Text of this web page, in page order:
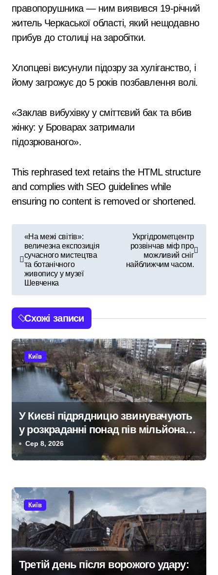
правопорушника — ним виявився 19-річний
житель Черкаської області, який нещодавно
прибув до столиці на заробітки.
Хлопцеві висунули підозру за хуліганство, і
йому загрожує до 5 років позбавлення волі.
«Заклав вибухівку у сміттєвий бак та вбив
жінку: у Броварах затримали
підозрюваного».
This rephrased text retains the HTML structure
and complies with SEO guidelines while
ensuring no content is removed or shortened.
і
г
а
ц
і
а
п
с
і
в
«На межі світів»:
величезна експозиція
сучасного мистецтва
та ботанічного
живопису у музеї
Шевченка
Укргідрометцентр
розвінчав міф про
можливий сніг
найближчим часом.
Схожі записи
Київ
У Києві підрядницю звинувачують
у розкраданні понад пів мільйона
гривень під час ремонту зони
«Вербне»
Сер 8, 2026
Київ
Третій день після ворожого удару: